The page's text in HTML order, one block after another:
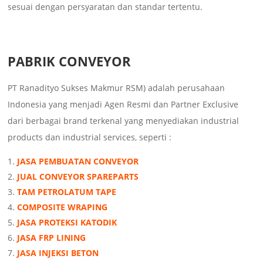
sesuai dengan persyaratan dan standar tertentu.
PABRIK CONVEYOR
PT Ranadityo Sukses Makmur RSM) adalah perusahaan
Indonesia yang menjadi Agen Resmi dan Partner Exclusive
dari berbagai brand terkenal yang menyediakan industrial
products dan industrial services, seperti :
JASA PEMBUATAN CONVEYOR
JUAL CONVEYOR SPAREPARTS
TAM PETROLATUM TAPE
COMPOSITE WRAPING
JASA PROTEKSI KATODIK
JASA FRP LINING
JASA INJEKSI BETON